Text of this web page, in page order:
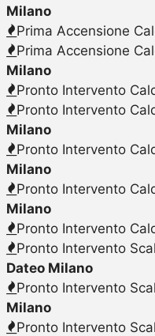
Milano
Prima Accensione
Prima Accensione
Milano
Pronto Intervento
Pronto Intervento
Milano
Pronto Intervento
Milano
Pronto Intervento
Milano
Pronto Intervento
Pronto Intervento
Dateo Milano
Pronto Intervento
Milano
Pronto Intervento